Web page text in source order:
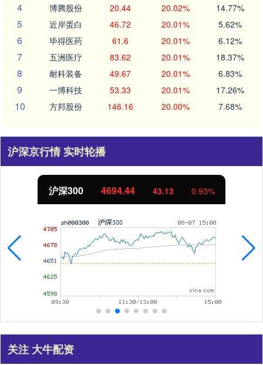
4 博腾股份 20.44 20.02% 14.77%
5 近岸蛋白 46.72 20.01% 5.62%
6 毕得医药 61.6 20.01% 6.12%
7 五洲医疗 83.62 20.01% 18.37%
8 耐科装备 49.67 20.01% 6.83%
9 一博科技 53.33 20.01% 17.26%
10 方邦股份 146.16 20.00% 7.68%
沪深京行情 实时轮播
沪深300 4694.44 43.13 0.93%
关注 大牛配资